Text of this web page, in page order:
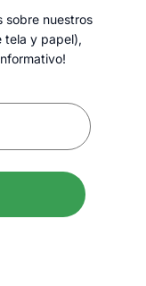
sobre nuestros
tela y papel),